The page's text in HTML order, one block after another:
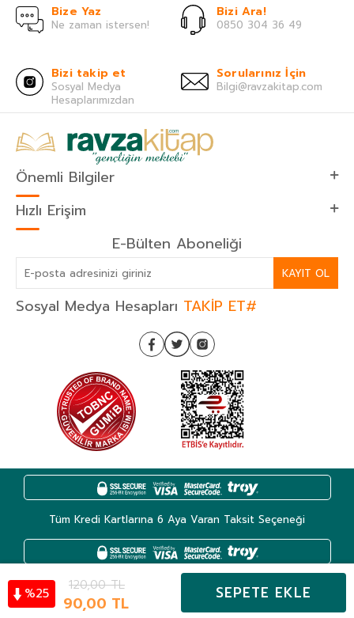
%25 120,00TL
90,00 TL SEPETE EKLE
Bize Yaz
Ne zaman istersen!
Bizi Ara!
0850 304 36 49
Bizi takip et
Sosyal Medya
Hesaplarımızdan
Sorularınız İçin
Bilgi@ravzakitap.com
Önemli Bilgiler
Hızlı Erişim
E-Bülten Aboneliği
KAYIT OL
Sosyal Medya Hesapları TAKİP ET#
Tüm Kredi Kartlarına 6 Aya Varan Taksit Seçeneği
Kategoriler Hesabım Favoriler Sepet